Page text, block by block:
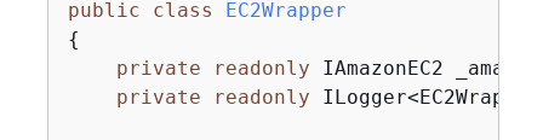
public
class
EC2Wrapper
{
private
readonly IAmazonEC2
private
readonly